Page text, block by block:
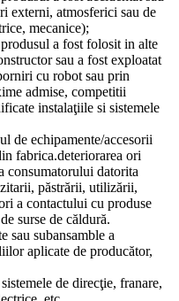
externi, atmosferici sau de
mecanice);
a fost folosit in alte
sau a fost exploatat
cu robot sau prin
admise, competitii
instalaţiile si sistemele
de echipamente/accesorii
fabrica.deteriorarea ori
consumatorului datorita
păstrării, utilizării,
a contactului cu produse
surse de căldură.
sau subansamble a
aplicate de producător,
de direcţie, franare,